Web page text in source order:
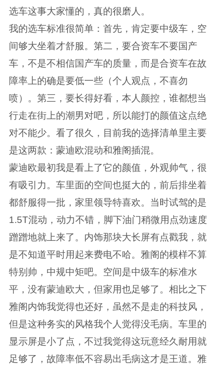
选车这事大家懂的，真的很磨人。
我的选车标准很简单：首先，肯定要中级车，空
间够大坐着才舒服。第二，要合资车不要国产
车，不是不相信国产车的质量，而是合资车在故
障率上的确是要低一些（个人观点，不喜勿
喷）。第三，要长得好看，本人颜控，谁都想当
行走在街上的潮男对吧，所以能打的颜值这点绝
对不能少。看了很久，目前我的选择清单里主要
是这两款：蒙迪欧混动和雅阁插混。
蒙迪欧最初我是看上了它的颜值，外观帅气，很
有吸引力。车里面的空间也挺大的，前后排坐着
都舒服得一批，家里领导特喜欢。当时试驾的是
1.5T混动，动力不错，脚下油门稍微用点劲速度
蹭蹭地就上来了。内饰那块大长屏有点戳我，就
是不知道平时用起来费电不哈。雅阁的模样不算
特别帅，中规中矩吧。空间是中级车的标准水
平，没有蒙迪欧大，但家用也足够了。相比之下
雅阁内饰我觉得也还好，虽然不是走的科技风，
但是这种务实的风格我个人觉得没毛病。车里的
显示屏是小了点，不过我觉得这玩意经久耐用就
足够了，故障率低不容易出毛病这才是王道。雅